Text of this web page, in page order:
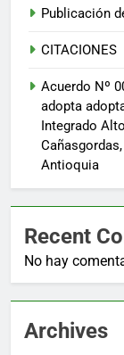
Publicación
CITACIONES
Acuerdo Nº
adopta
Integrado
Antioquia
Recent
No hay
Archives